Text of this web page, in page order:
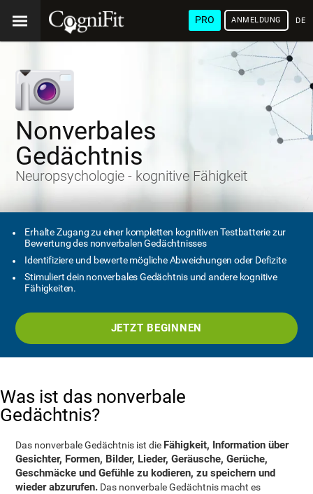
PRO ANMELDUNG
Nonverbales
Gedächtnis
Neuropsychologie - kognitive Fähigkeit
Erhalte Zugang zu einer kompletten kognitiven Testbatterie zur
Bewertung des nonverbalen Gedächtnisses
Identifiziere und bewerte mögliche Abweichungen oder Defizite
Stimuliert dein nonverbales Gedächtnis und andere kognitive
Fähigkeiten.
JETZT BEGINNEN
Was ist das nonverbale
Gedächtnis?
Das nonverbale Gedächtnis ist die Fähigkeit, Information über
Gesichter, Formen, Bilder, Lieder, Geräusche, Gerüche,
Geschmäcke und Gefühle zu kodieren, zu speichern und
wieder abzurufen. Das nonverbale Gedächtnis macht es